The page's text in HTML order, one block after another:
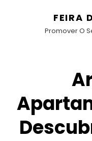
FEIRA
Promover O